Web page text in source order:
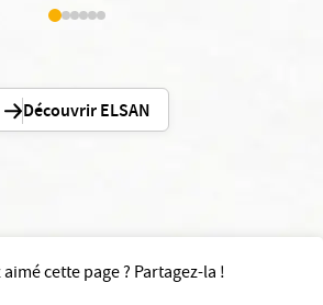
Découvrir ELSAN
aimé cette page ? Partagez-la !